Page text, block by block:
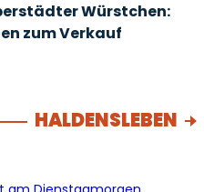
Würstchen:
zum Verkauf
HALDENSLEBEN